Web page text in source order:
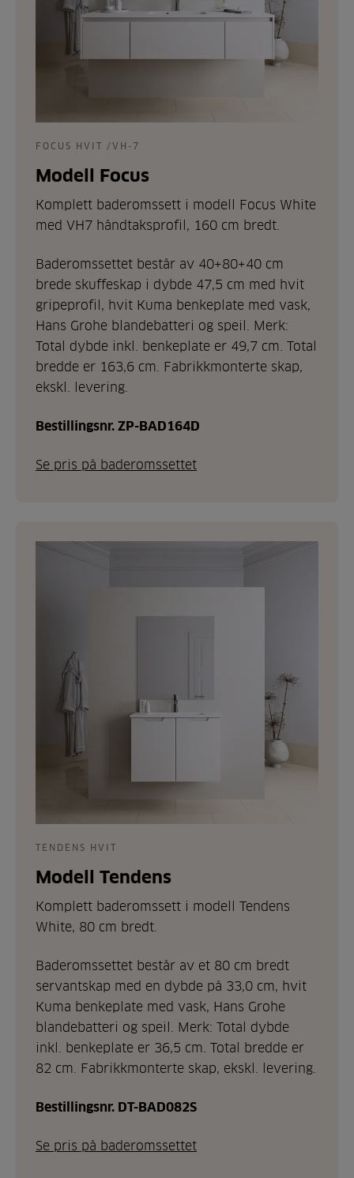
FOCUS HVIT /VH-7
Modell Focus
Komplett baderomssett i modell Focus White
med VH7 håndtaksprofil, 160 cm bredt.
Baderomssettet består av 40+80+40 cm
brede skuffeskap i dybde 47,5 cm med hvit
gripeprofil, hvit Kuma benkeplate med vask,
Hans Grohe blandebatteri og speil. Merk:
Total dybde inkl. benkeplate er 49,7 cm. Total
bredde er 163,6 cm. Fabrikkmonterte skap,
ekskl. levering.
Bestillingsnr. ZP-BAD164D
Se pris på baderomssettet
TENDENS HVIT
Modell Tendens
Komplett baderomssett i modell Tendens
White, 80 cm bredt.
Baderomssettet består av et 80 cm bredt
servantskap med en dybde på 33,0 cm, hvit
Kuma benkeplate med vask, Hans Grohe
blandebatteri og speil. Merk: Total dybde
inkl. benkeplate er 36,5 cm. Total bredde er
82 cm. Fabrikkmonterte skap, ekskl. levering.
Bestillingsnr. DT-BAD082S
Se pris på baderomssettet